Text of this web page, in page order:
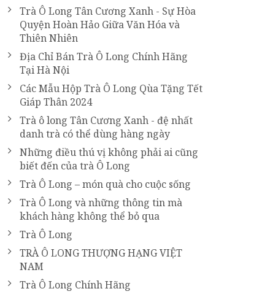
Trà Ô Long Tân Cương Xanh - Sự Hòa
Quyện Hoàn Hảo Giữa Văn Hóa và
Thiên Nhiên
Địa Chỉ Bán Trà Ô Long Chính Hãng
Tại Hà Nội
Các Mẫu Hộp Trà Ô Long Qùa Tặng Tết
Giáp Thân 2024
Trà ô long Tân Cương Xanh - đệ nhất
danh trà có thể dùng hàng ngày
Những điều thú vị không phải ai cũng
biết đến của trà Ô Long
Trà Ô Long – món quà cho cuộc sống
Trà Ô Long và những thông tin mà
khách hàng không thể bỏ qua
Trà Ô Long
TRÀ Ô LONG THƯỢNG HẠNG VIỆT
NAM
Trà Ô Long Chính Hãng